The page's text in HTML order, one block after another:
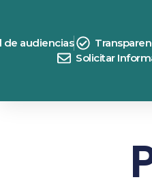
de audiencias
Solicitar